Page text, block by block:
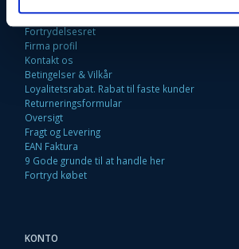
Fortrydelsesret
Firma profil
Kontakt os
Betingelser & Vilkår
Loyalitetsrabat. Rabat til faste kunder
Returneringsformular
Oversigt
Fragt og Levering
EAN Faktura
9 Gode grunde til at handle her
Fortryd købet
KONTO